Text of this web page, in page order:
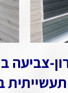
צביעה